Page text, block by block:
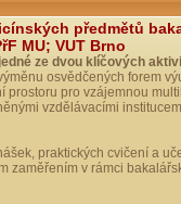
předmětů
MU; VUT Brno
ze dvou klíčových
osvědčených forem
prostoru pro vzájemnou
vzdělávacími
praktických cvičení a
zaměřením v rámci